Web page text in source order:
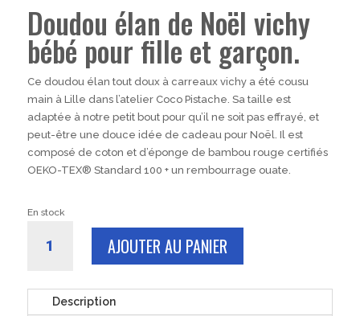
Doudou élan de Noël vichy
bébé pour fille et garçon.
Ce doudou élan tout doux à carreaux vichy a été cousu
main à Lille dans l’atelier Coco Pistache. Sa taille est
adaptée à notre petit bout pour qu’il ne soit pas effrayé, et
peut-être une douce idée de cadeau pour Noël. Il est
composé de coton et d’éponge de bambou rouge certifiés
OEKO-TEX® Standard 100 + un rembourrage ouate.
En stock
vichy
AJOUTER AU PANIER
Description